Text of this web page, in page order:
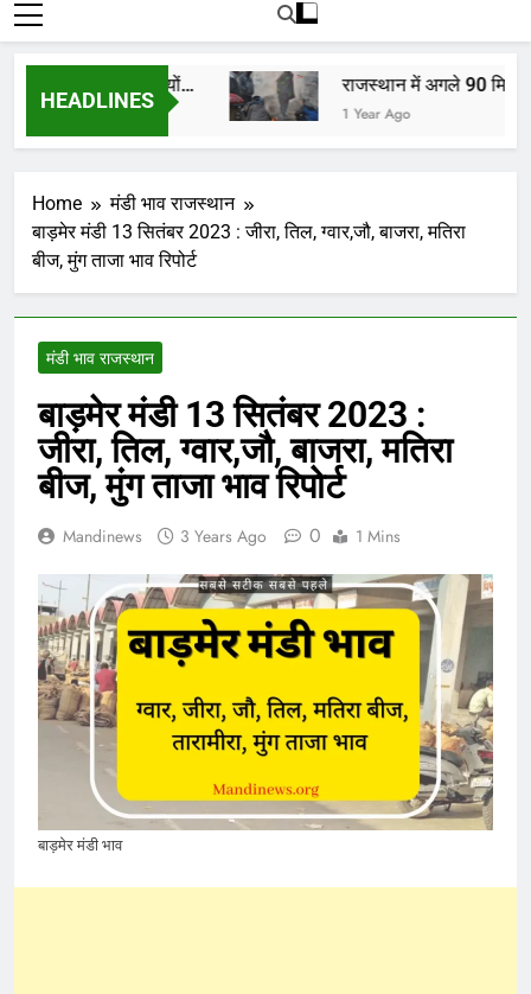
रोजाना हमारे पोर्टल Mandinews.org पर प्रदर्शित
की जाती है.
HEADLINES
राजस्थान में अगले 90 मिनट में
1 Year Ago
Home
मंडी भाव राजस्थान
बाड़मेर मंडी 13 सितंबर 2023 : जीरा, तिल, ग्वार,जौ, बाजरा, मतिरा
बीज, मुंग ताजा भाव रिपोर्ट
मंडी भाव राजस्थान
बाड़मेर मंडी 13 सितंबर 2023 :
जीरा, तिल, ग्वार,जौ, बाजरा, मतिरा
बीज, मुंग ताजा भाव रिपोर्ट
Mandinews 3 Years Ago 0 1 Mins
बाड़मेर मंडी भाव